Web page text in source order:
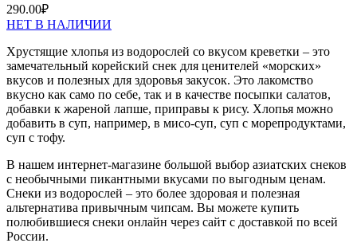
290.00₽
НЕТ В НАЛИЧИИ
Хрустящие хлопья из водорослей со вкусом креветки – это
замечательный корейский снек для ценителей «морских»
вкусов и полезных для здоровья закусок. Это лакомство
вкусно как само по себе, так и в качестве посыпки салатов,
добавки к жареной лапше, приправы к рису. Хлопья можно
добавить в суп, например, в мисо-суп, суп с морепродуктами,
суп с тофу.
В нашем интернет-магазине большой выбор азиатских снеков
с необычными пикантными вкусами по выгодным ценам.
Снеки из водорослей – это более здоровая и полезная
альтернатива привычным чипсам. Вы можете купить
полюбившиеся снеки онлайн через сайт с доставкой по всей
России.